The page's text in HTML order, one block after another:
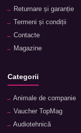
Returnare și garanție
Termeni și condiții
Contacte
Magazine
Categorii
Animale de companie
Vaucher TopMag
Audiotehnică